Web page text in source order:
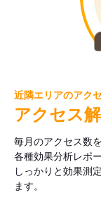
近隣エリアのアク
アクセス
毎月のアクセス数
各種効果分析レポ
しっかりと効果測
ます。